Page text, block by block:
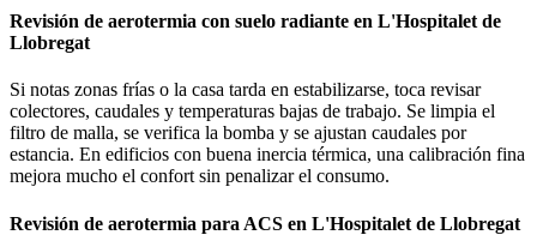
Revisión de aerotermia con suelo radiante en L'Hospitalet de
Llobregat
Si notas zonas frías o la casa tarda en estabilizarse, toca revisar
colectores, caudales y temperaturas bajas de trabajo. Se limpia el
filtro de malla, se verifica la bomba y se ajustan caudales por
estancia. En edificios con buena inercia térmica, una calibración fina
mejora mucho el confort sin penalizar el consumo.
Revisión de aerotermia para ACS en L'Hospitalet de Llobregat